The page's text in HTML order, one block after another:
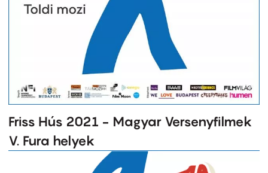
Friss Hús 2021 - Magyar Versenyfilmek
V. Fura helyek